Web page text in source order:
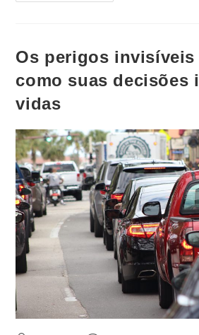
Os perigos
como suas decisões
vidas